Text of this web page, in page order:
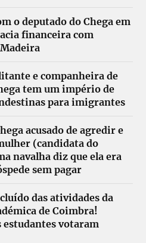
o deputado do Chega em
financeira com
e companheira de
tem um império de
para imigrantes
acusado de agredir e
(candidata do
navalha diz que ela era
sem pagar
das atividades da
de Coimbra!
estudantes votaram